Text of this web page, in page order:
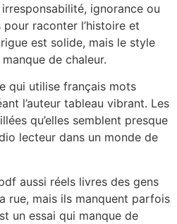
ignorance ou
raconter l’histoire et
est solide, mais le style
de chaleur.
qui utilise français mots
l’auteur tableau vibrant. Les
qu’elles semblent presque
lecteur dans un monde de
aussi réels livres des gens
rue, mais ils manquent parfois
un essai qui manque de